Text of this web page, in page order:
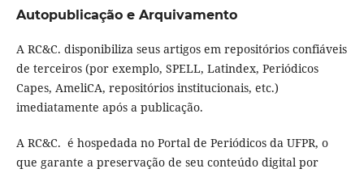
Autopublicação e Arquivamento
A RC&C. disponibiliza seus artigos em repositórios confiáveis
​​de terceiros (por exemplo, SPELL, Latindex, Periódicos
Capes, AmeliCA, repositórios institucionais, etc.)
imediatamente após a publicação.
A RC&C. é hospedada no Portal de Periódicos da UFPR, o
que garante a preservação de seu conteúdo digital por